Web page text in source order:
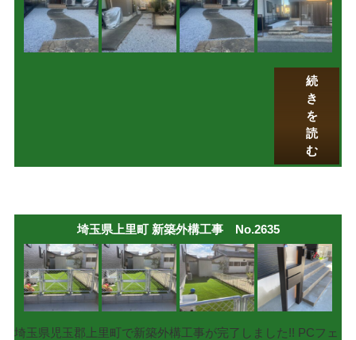
続
き
を
読
む
埼玉県上里町 新築外構工事 No.2635
埼玉県児玉郡上里町で新築外構工事が完了しました!! PCフェ